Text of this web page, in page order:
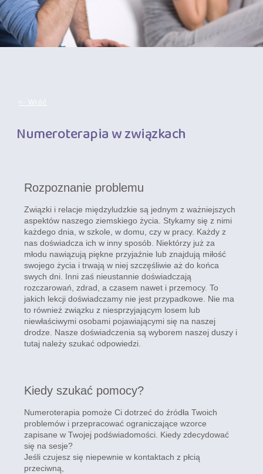
<- Wróć
Numeroterapia w związkach
Rozpoznanie problemu
Związki i relacje międzyludzkie są jednym z ważniejszych
aspektów naszego ziemskiego życia. Stykamy się z nimi
każdego dnia, w szkole, w domu, czy w pracy. Każdy z
nas doświadcza ich w inny sposób. Niektórzy już za
młodu nawiązują piękne przyjaźnie lub znajdują miłość
swojego życia i trwają w niej szczęśliwie aż do końca
swych dni. Inni zaś nieustannie doświadczają
rozczarowań, zdrad, a czasem nawet i przemocy. To
jakich lekcji doświadczamy nie jest przypadkowe. Nie ma
to również związku z niesprzyjającym losem lub
niewłaściwymi osobami pojawiającymi się na naszej
drodze. Nasze doświadczenia są wyborem naszej duszy i
tutaj należy szukać odpowiedzi.
Kiedy szukać pomocy?
Numeroterapia pomoże Ci dotrzeć do źródła Twoich
problemów i przepracować ograniczające wzorce
zapisane w Twojej podświadomości. Kiedy zdecydować
się na sesje?
Jeśli czujesz się niepewnie w kontaktach z płcią
przeciwną,